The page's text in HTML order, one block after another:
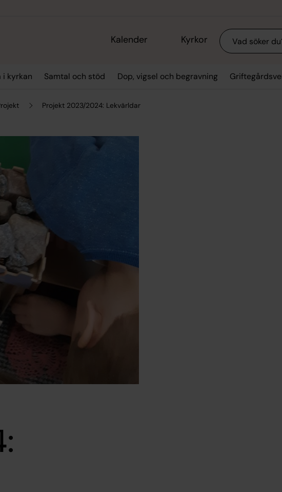
Kalender Kyrkor Sök
i kyrkan Samtal och stöd Dop, vigsel och begravning
Projekt 2023/2024: Lekvärldar